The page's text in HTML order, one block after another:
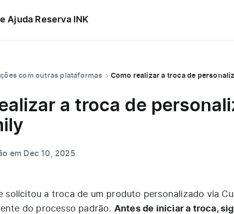
Ajuda Reserva INK
com outras plataformas Como realizar a troca de
a troca de
em Dec 10, 2025
solicitou a troca de um produto personalizado via
do processo padrão. Antes de iniciar a troca,